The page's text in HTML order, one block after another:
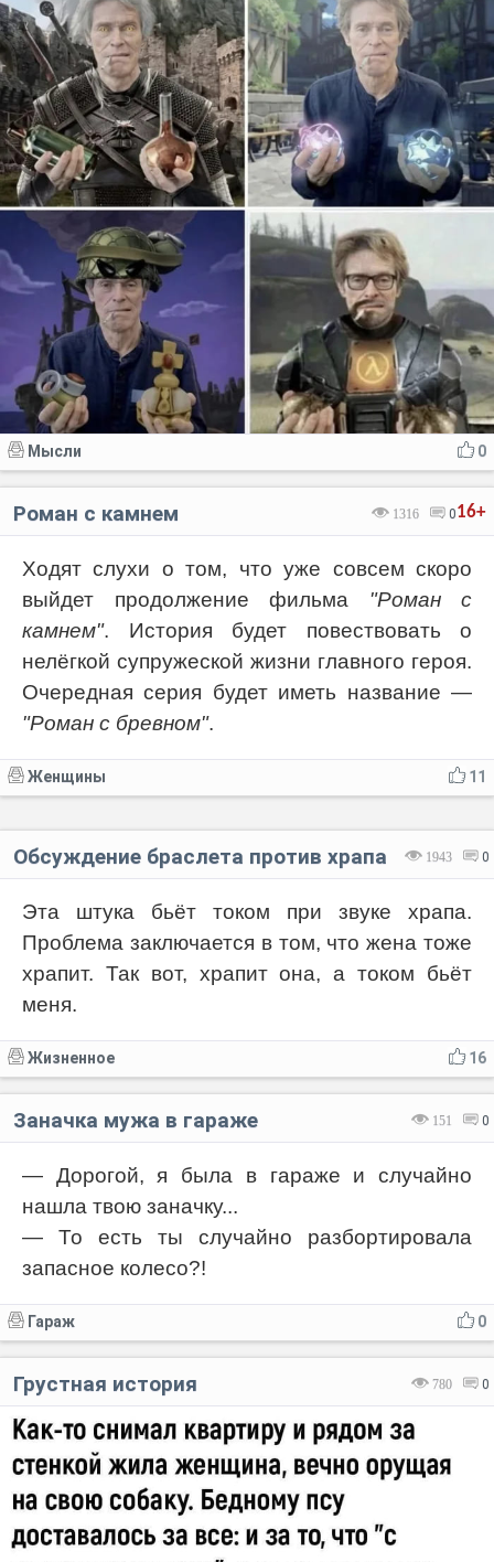
0
Мысли
16+
1316 0
Роман с камнем
Ходят слухи о том, что уже совсем скоро
выйдет продолжение фильма "Роман с
камнем". История будет повествовать о
нелёгкой супружеской жизни главного героя.
Очередная серия будет иметь название —
"Роман с бревном".
11
Женщины
1943 0
Обсуждение браслета против храпа
Эта штука бьёт током при звуке храпа.
Проблема заключается в том, что жена тоже
храпит. Так вот, храпит она, а током бьёт
меня.
16
Жизненное
151 0
Заначка мужа в гараже
— Дорогой, я была в гараже и случайно
нашла твою заначку...
— То есть ты случайно разбортировала
запасное колесо?!
0
Гараж
780 0
Грустная история